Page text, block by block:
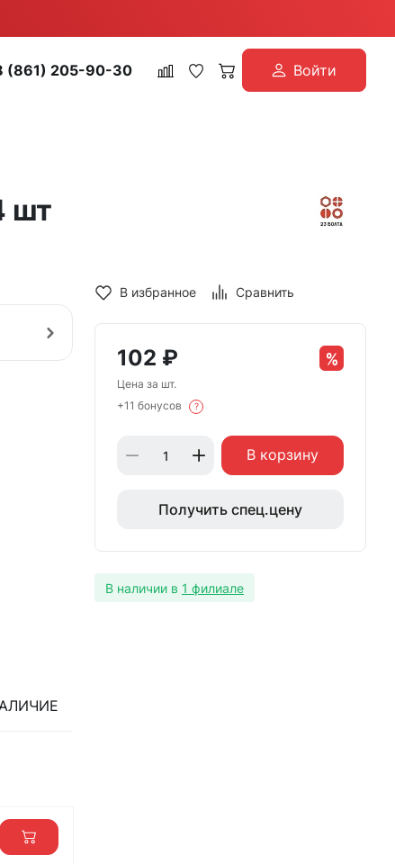
(861) 205-90-30 Войти
шт
В избранное Сравнить
102 ₽
Цена за шт.
+11 бонусов
?
В корзину
Получить спец.цену
В наличии в 1 филиале